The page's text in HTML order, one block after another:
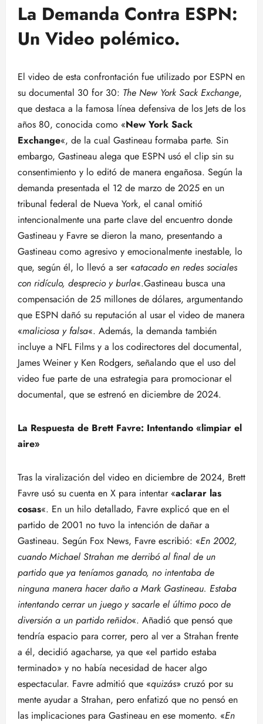
La Demanda Contra ESPN:
Un Video polémico.
El video de esta confrontación fue utilizado por ESPN en
su documental 30 for 30: The New York Sack Exchange,
que destaca a la famosa línea defensiva de los Jets de los
años 80, conocida como «New York Sack
Exchange«, de la cual Gastineau formaba parte. Sin
embargo, Gastineau alega que ESPN usó el clip sin su
consentimiento y lo editó de manera engañosa. Según la
demanda presentada el 12 de marzo de 2025 en un
tribunal federal de Nueva York, el canal omitió
intencionalmente una parte clave del encuentro donde
Gastineau y Favre se dieron la mano, presentando a
Gastineau como agresivo y emocionalmente inestable, lo
que, según él, lo llevó a ser «atacado en redes sociales
con ridículo, desprecio y burla«.Gastineau busca una
compensación de 25 millones de dólares, argumentando
que ESPN dañó su reputación al usar el video de manera
«maliciosa y falsa«. Además, la demanda también
incluye a NFL Films y a los codirectores del documental,
James Weiner y Ken Rodgers, señalando que el uso del
video fue parte de una estrategia para promocionar el
documental, que se estrenó en diciembre de 2024.
La Respuesta de Brett Favre: Intentando «limpiar el
aire»
Tras la viralización del video en diciembre de 2024, Brett
Favre usó su cuenta en X para intentar «aclarar las
cosas«. En un hilo detallado, Favre explicó que en el
partido de 2001 no tuvo la intención de dañar a
Gastineau. Según Fox News, Favre escribió: «En 2002,
cuando Michael Strahan me derribó al final de un
partido que ya teníamos ganado, no intentaba de
ninguna manera hacer daño a Mark Gastineau. Estaba
intentando cerrar un juego y sacarle el último poco de
diversión a un partido reñido«. Añadió que pensó que
tendría espacio para correr, pero al ver a Strahan frente
a él, decidió agacharse, ya que «el partido estaba
terminado» y no había necesidad de hacer algo
espectacular. Favre admitió que «quizás» cruzó por su
mente ayudar a Strahan, pero enfatizó que no pensó en
las implicaciones para Gastineau en ese momento. «En